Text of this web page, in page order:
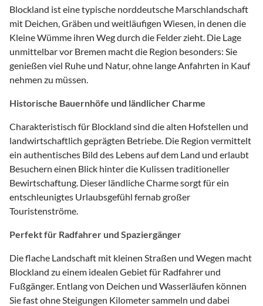
Blockland ist eine typische norddeutsche Marschlandschaft
mit Deichen, Gräben und weitläufigen Wiesen, in denen die
Kleine Wümme ihren Weg durch die Felder zieht. Die Lage
unmittelbar vor Bremen macht die Region besonders: Sie
genießen viel Ruhe und Natur, ohne lange Anfahrten in Kauf
nehmen zu müssen.
Historische Bauernhöfe und ländlicher Charme
Charakteristisch für Blockland sind die alten Hofstellen und
landwirtschaftlich geprägten Betriebe. Die Region vermittelt
ein authentisches Bild des Lebens auf dem Land und erlaubt
Besuchern einen Blick hinter die Kulissen traditioneller
Bewirtschaftung. Dieser ländliche Charme sorgt für ein
entschleunigtes Urlaubsgefühl fernab großer
Touristenströme.
Perfekt für Radfahrer und Spaziergänger
Die flache Landschaft mit kleinen Straßen und Wegen macht
Blockland zu einem idealen Gebiet für Radfahrer und
Fußgänger. Entlang von Deichen und Wasserläufen können
Sie fast ohne Steigungen Kilometer sammeln und dabei